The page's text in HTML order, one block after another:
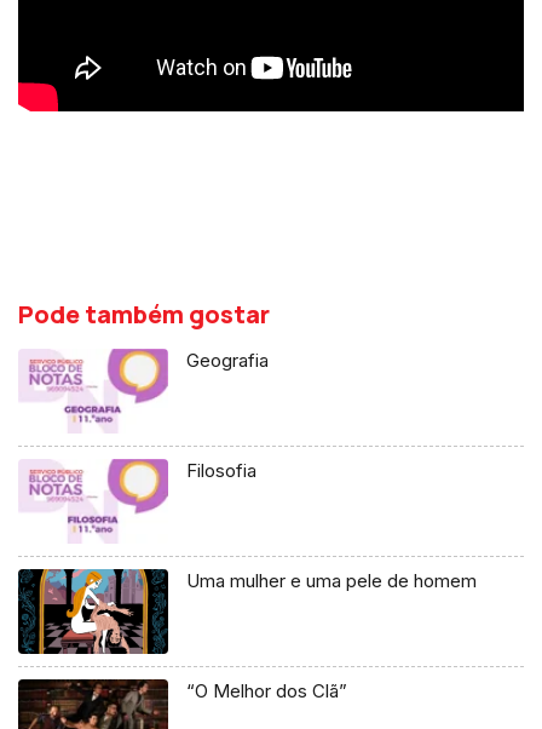
Pode também gostar
Geografia
Filosofia
Uma mulher e uma pele de homem
“O Melhor dos Clã”